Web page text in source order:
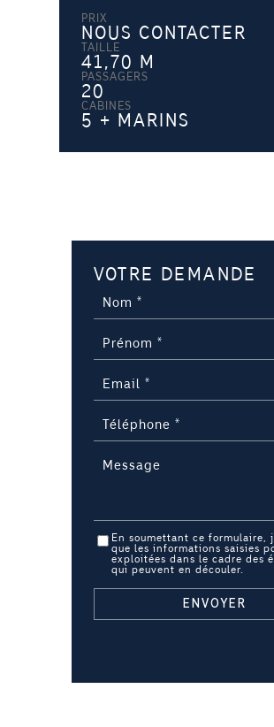
PRIX
NOUS CONTACTER
TAILLE
41,70 M
PASSAGERS
20
CABINES
5 + MARINS
VOTRE DEMANDE
En soumettant ce formulaire,
que les informations saisies
exploitées dans le cadre des
qui peuvent en découler.
ENVOYER